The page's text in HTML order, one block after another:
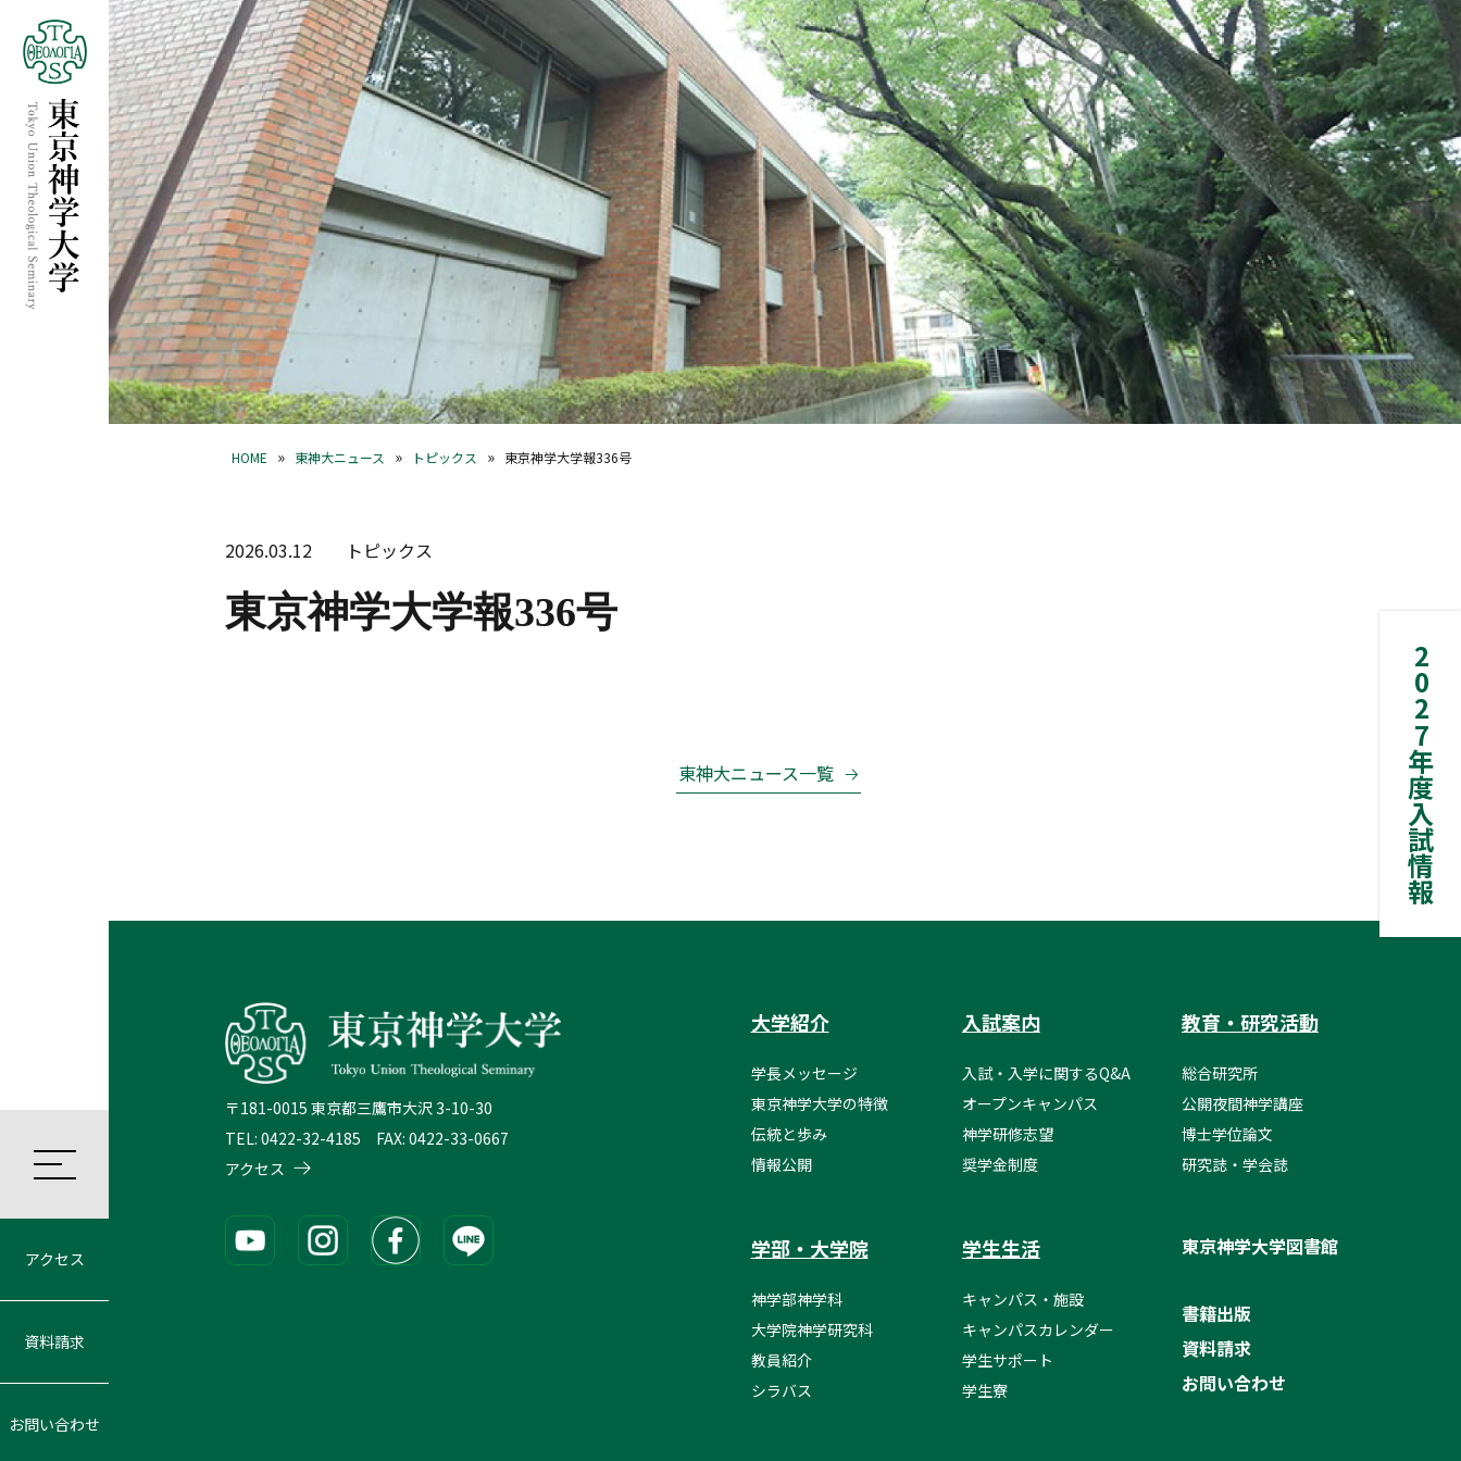
アクセス
資料請求
お問い合わせ
2027年度入試情報
HOME » 東神大ニュース » トピックス » 東京神学大学報336号
2026.03.12 トピックス
東京神学大学報336号
東神大ニュース一覧
〒181-0015 東京都三鷹市大沢 3-10-30
TEL: 0422-32-4185 FAX: 0422-33-0667
アクセス
大学紹介
学長メッセージ
東京神学大学の特徴
伝統と歩み
情報公開
入試案内
入試・入学に関するQ&A
オープンキャンパス
神学研修志望
奨学金制度
教育・研究活動
総合研究所
公開夜間神学講座
博士学位論文
研究誌・学会誌
学部・大学院
神学部神学科
大学院神学研究科
教員紹介
シラバス
学生生活
キャンパス・施設
キャンパスカレンダー
学生サポート
学生寮
東京神学大学図書館
書籍出版
資料請求
お問い合わせ